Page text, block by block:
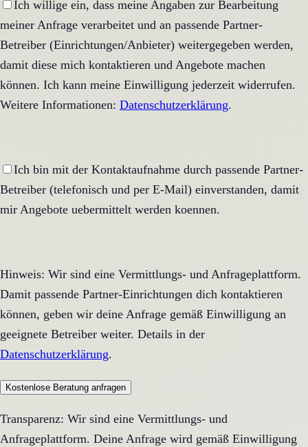
Ich willige ein, dass meine Angaben zur Bearbeitung
meiner Anfrage verarbeitet und an passende Partner-
Betreiber (Einrichtungen/Anbieter) weitergegeben werden,
damit diese mich kontaktieren und Angebote machen
können. Ich kann meine Einwilligung jederzeit widerrufen.
Weitere Informationen: Datenschutzerklärung.
Ich bin mit der Kontaktaufnahme durch passende Partner-
Betreiber (telefonisch und per E-Mail) einverstanden, damit
mir Angebote uebermittelt werden koennen.
Hinweis: Wir sind eine Vermittlungs- und Anfrageplattform.
Damit passende Partner-Einrichtungen dich kontaktieren
können, geben wir deine Anfrage gemäß Einwilligung an
geeignete Betreiber weiter. Details in der
Datenschutzerklärung.
Kostenlose Beratung anfragen
Transparenz: Wir sind eine Vermittlungs- und
Anfrageplattform. Deine Anfrage wird gemäß Einwilligung